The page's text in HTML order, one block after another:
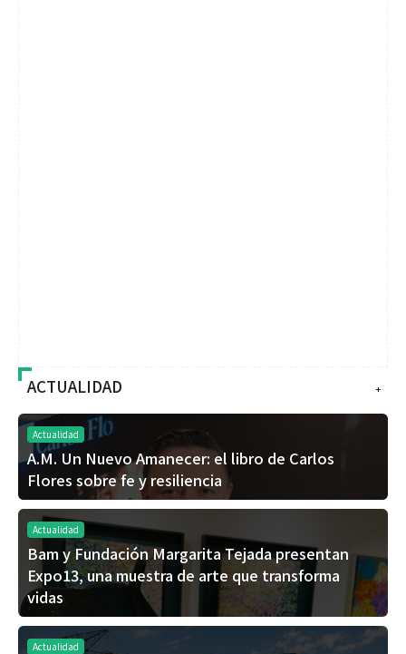
+
ACTUALIDAD
Actualidad
A.M. Un Nuevo Amanecer: el libro de Carlos
Flores sobre fe y resiliencia
Actualidad
Bam y Fundación Margarita Tejada presentan
Expo13, una muestra de arte que transforma
vidas
Actualidad